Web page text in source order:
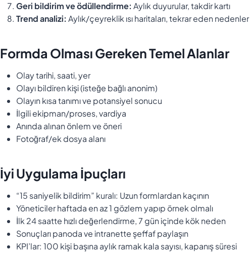
Geri bildirim ve ödüllendirme: Aylık duyurular, takdir kartı
Trend analizi: Aylık/çeyreklik ısı haritaları, tekrar eden nedenler
Formda Olması Gereken Temel Alanlar
Olay tarihi, saati, yer
Olayı bildiren kişi (isteğe bağlı anonim)
Olayın kısa tanımı ve potansiyel sonucu
İlgili ekipman/proses, vardiya
Anında alınan önlem ve öneri
Fotoğraf/ek dosya alanı
İyi Uygulama İpuçları
“15 saniyelik bildirim” kuralı: Uzun formlardan kaçının
Yöneticiler haftada en az 1 gözlem yapıp örnek olmalı
İlk 24 saatte hızlı değerlendirme, 7 gün içinde kök neden
Sonuçları panoda ve intranette şeffaf paylaşın
KPI’lar: 100 kişi başına aylık ramak kala sayısı, kapanış süresi